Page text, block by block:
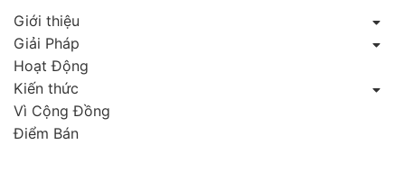
Giới thiệu
Giải Pháp
Hoạt Động
Kiến thức
Vì Cộng Đồng
Điểm Bán